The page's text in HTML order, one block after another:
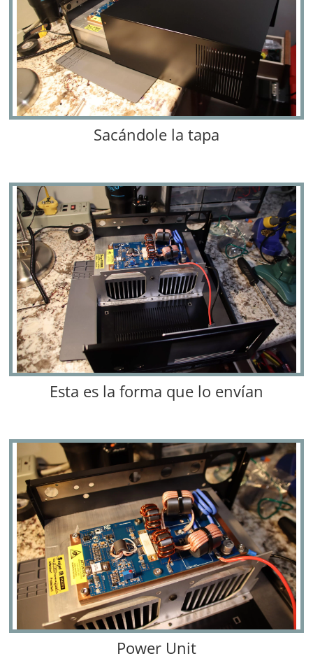
Sacándole la tapa
Esta es la forma que lo envían
Power Unit